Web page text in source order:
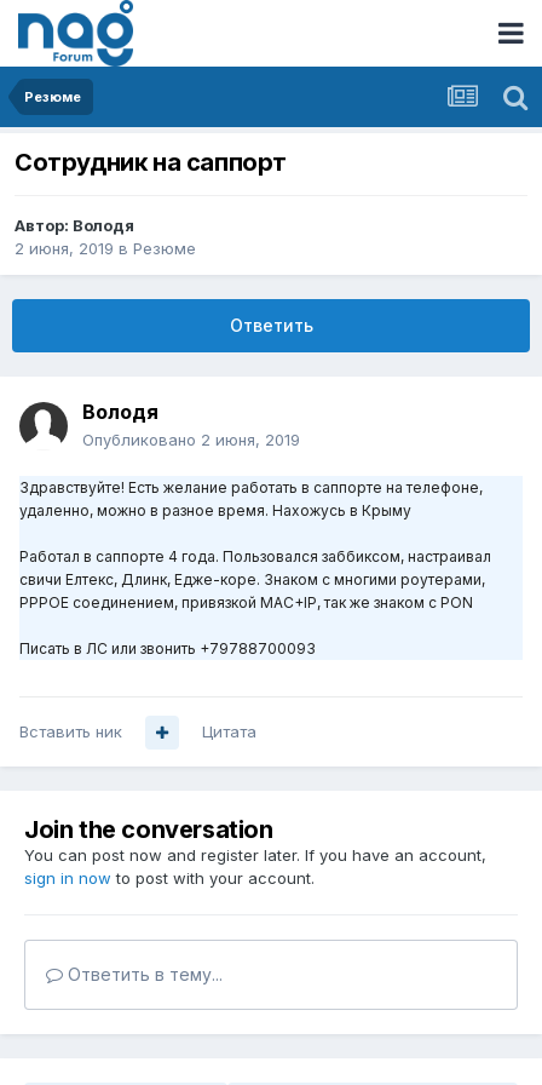
Резюме
Сотрудник на саппорт
Автор: Володя
2 июня, 2019 в Резюме
Ответить
Володя
Опубликовано 2 июня, 2019
Здравствуйте! Есть желание работать в саппорте на телефоне,
удаленно, можно в разное время. Нахожусь в Крыму
Работал в саппорте 4 года. Пользовался заббиксом, настраивал
свичи Елтекс, Длинк, Едже-коре. Знаком с многими роутерами,
PPPOE соединением, привязкой MAC+IP, так же знаком с PON
Писать в ЛС или звонить +79788700093
Вставить ник Цитата
Join the conversation
You can post now and register later. If you have an account,
sign in now to post with your account.
Ответить в тему...